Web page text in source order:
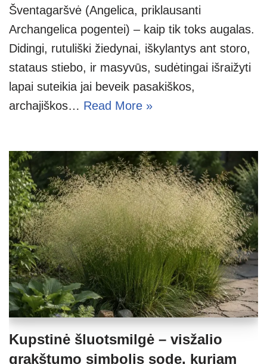
Šventagaršvė (Angelica, priklausanti
Archangelica pogentei) – kaip tik toks augalas.
Didingi, rutuliški žiedynai, iškylantys ant storo,
stataus stiebo, ir masyvūs, sudėtingai išraižyti
lapai suteikia jai beveik pasakiškos,
archajiškos… Read More »
Kupstinė šluotsmilgė – visžalio
grakštumo simbolis sode, kuriam